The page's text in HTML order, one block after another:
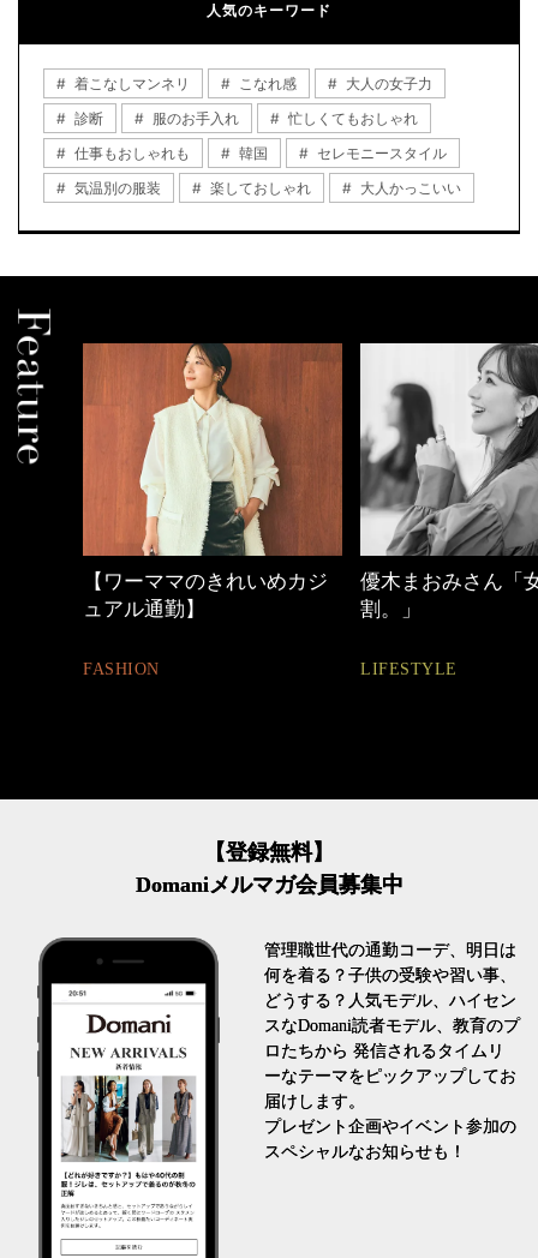
人気のキーワード
着こなしマンネリ こなれ感
大人の女子力
診断
服のお手入れ
忙しくてもおしゃれ
仕事もおしゃれも
韓国
セレモニースタイル
気温別の服装
楽しておしゃれ 大人かっこいい
【ワーママのきれいめカジ
ュアル通勤】
FASHION
優木まおみさん「女
割。」
LIFESTYLE
【登録無料】
Domaniメルマガ会員募集中
管理職世代の通勤コーデ、明日は
何を着る？子供の受験や習い事、
どうする？人気モデル、ハイセン
スなDomani読者モデル、教育のプ
ロたちから 発信されるタイムリ
ーなテーマをピックアップしてお
届けします。
プレゼント企画やイベント参加の
スペシャルなお知らせも！